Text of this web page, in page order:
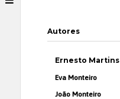
Autores
Ernesto Martins
Eva Monteiro
João Monteiro